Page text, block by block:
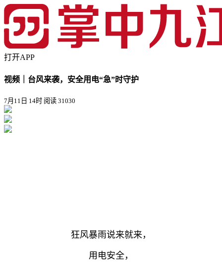
打开APP
视频｜台风来袭，安全用电“急”时守护
7月11日 14时 阅读 31030
狂风暴雨说来就来，
用电安全，